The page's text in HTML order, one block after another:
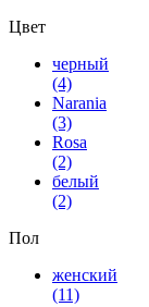
Цвет
черный
(4)
Narania
(3)
Rosa
(2)
белый
(2)
Пол
женский
(11)